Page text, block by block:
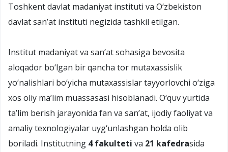
Toshkent davlat madaniyat instituti va О‘zbekiston
davlat san’at instituti negizida tashkil etilgan.
Institut madaniyat va san’at sohasiga bevosita
aloqador bо‘lgan bir qancha tor mutaxassislik
yо‘nalishlari bо‘yicha mutaxassislar tayyorlovchi о‘ziga
xos oliy ma’lim muassasasi hisoblanadi. О‘quv yurtida
ta’lim berish jarayonida fan va san’at, ijodiy faoliyat va
amaliy texnologiyalar uyg‘unlashgan holda olib
boriladi. Institutning 4 fakulteti va 21 kafedrasida